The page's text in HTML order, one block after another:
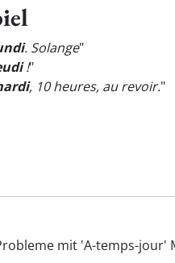
. Solange"
!"
, 10 heures, au revoir."
mit 'A-temps-jour'